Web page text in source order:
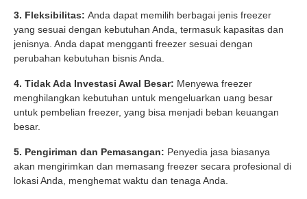
3. Fleksibilitas: Anda dapat memilih berbagai jenis freezer
yang sesuai dengan kebutuhan Anda, termasuk kapasitas dan
jenisnya. Anda dapat mengganti freezer sesuai dengan
perubahan kebutuhan bisnis Anda.
4. Tidak Ada Investasi Awal Besar: Menyewa freezer
menghilangkan kebutuhan untuk mengeluarkan uang besar
untuk pembelian freezer, yang bisa menjadi beban keuangan
besar.
5. Pengiriman dan Pemasangan: Penyedia jasa biasanya
akan mengirimkan dan memasang freezer secara profesional di
lokasi Anda, menghemat waktu dan tenaga Anda.